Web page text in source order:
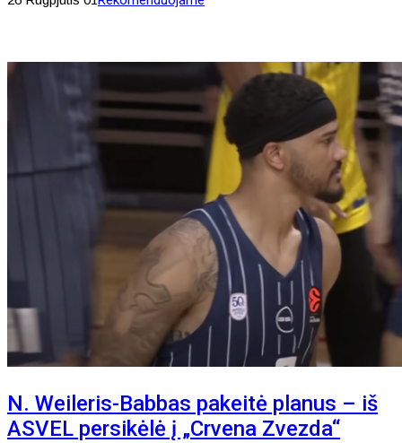
N. Weileris-Babbas pakeitė planus – iš
ASVEL persikėlė į „Crvena Zvezda“